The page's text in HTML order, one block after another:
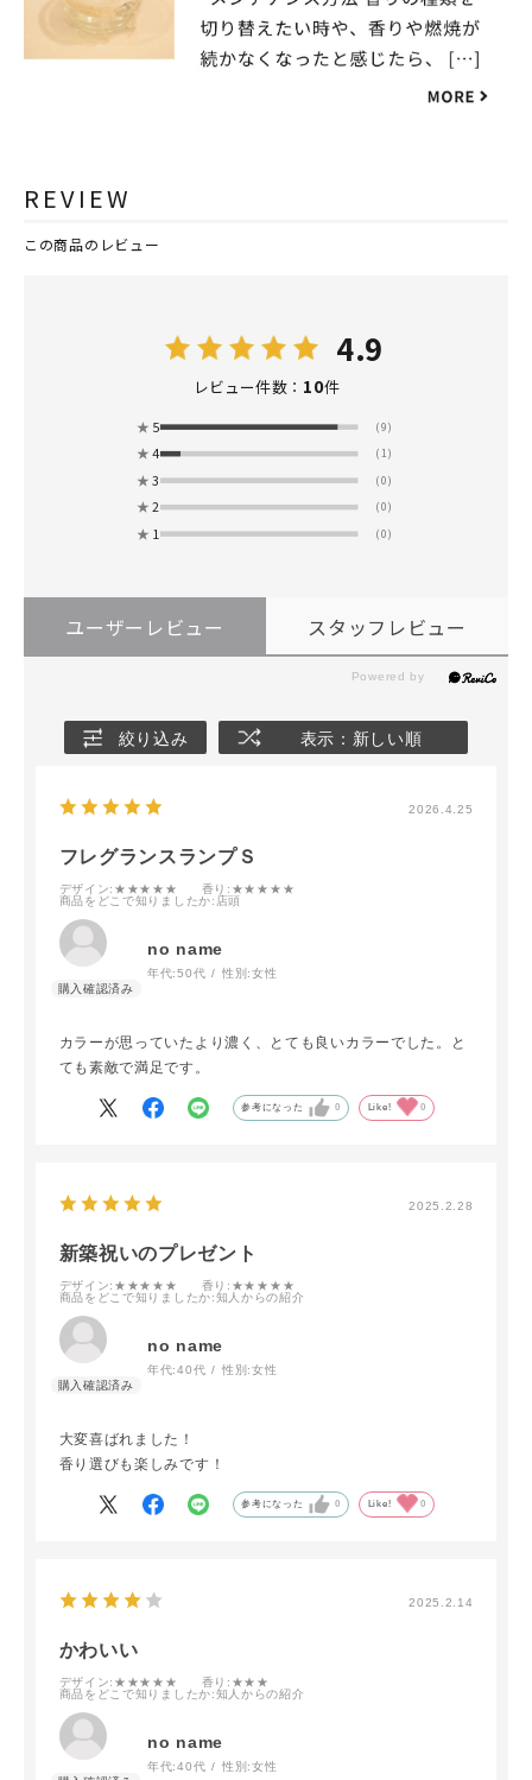
REVIEW
この商品のレビュー
4.9
レビュー件数： 10件
★ 5 (9)
★ 4 (1)
★ 3 (0)
★ 2 (0)
★ 1 (0)
ユーザーレビュー スタッフレビュー
絞り込み 表示：新しい順
2026.4.25
フレグランスランプＳ
デザイン:★★★★★ 香り :★★★★★
商品をどこで知りましたか:店頭
no name
年代:50代 性別:女性
カラーが思っていたより濃く、とても良いカラーでした。と
ても素敵で満足です。
参考になった 0 Like! 0
2025.2.28
新築祝いのプレゼント
デザイン:★★★★★ 香り :★★★★★
商品をどこで知りましたか:知人からの紹介
no name
年代:40代 性別:女性
大変喜ばれました！
香り選びも楽しみです！
参考になった 0 Like! 0
2025.2.14
かわいい
デザイン:★★★★★ 香り :★★★
商品をどこで知りましたか:知人からの紹介
no name
年代:40代 性別:女性